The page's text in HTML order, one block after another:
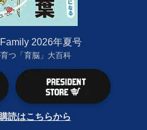
2026年夏号
つ「育脳」大百科
読はこちらから